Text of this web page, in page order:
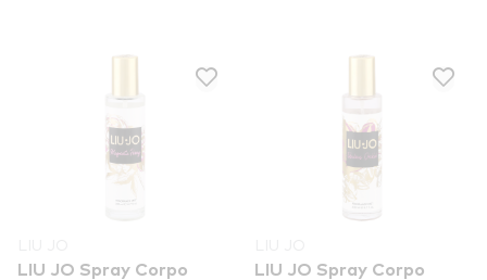
LIU JO Spray Corpo
LIU JO Spray Corpo